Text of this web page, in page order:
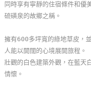
玩
樂
圖
顧
客
同時享有寧靜的住宿條件和優
硫磺泉的故鄉之稱。
擁有600多坪寬的綠地草皮，
人能以開闊的心境展開旅程。
壯觀的白色建築外觀，在藍天
情懷。